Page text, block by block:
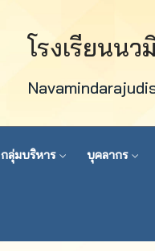
โรงเรียนน
กลุ่มบริหาร บุคลากร